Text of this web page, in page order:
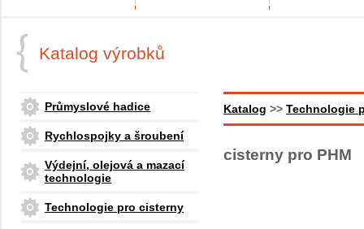
Katalog výrobků
Průmyslové hadice
Rychlospojky a šroubení
Výdejní, olejová a mazací
technologie
Technologie pro cisterny
Katalog >> Technologie
cisterny pro PHM